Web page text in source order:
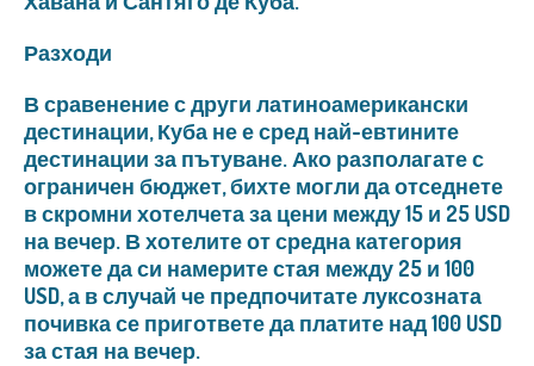
Разходи
В сравенение с други латиноамерикански
дестинации, Куба не е сред най-евтините
дестинации за пътуване. Ако разполагате с
ограничен бюджет, бихте могли да отседнете
в скромни хотелчета за цени между 15 и 25 USD
на вечер. В хотелите от средна категория
можете да си намерите стая между 25 и 100
USD, а в случай че предпочитате луксозната
почивка се пригответе да платите над 100 USD
за стая на вечер.